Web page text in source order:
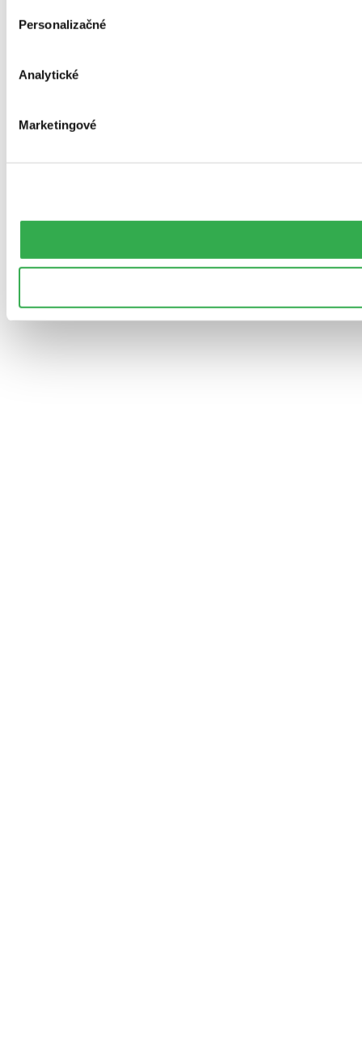
Personalizačné
Analytické
Marketingové